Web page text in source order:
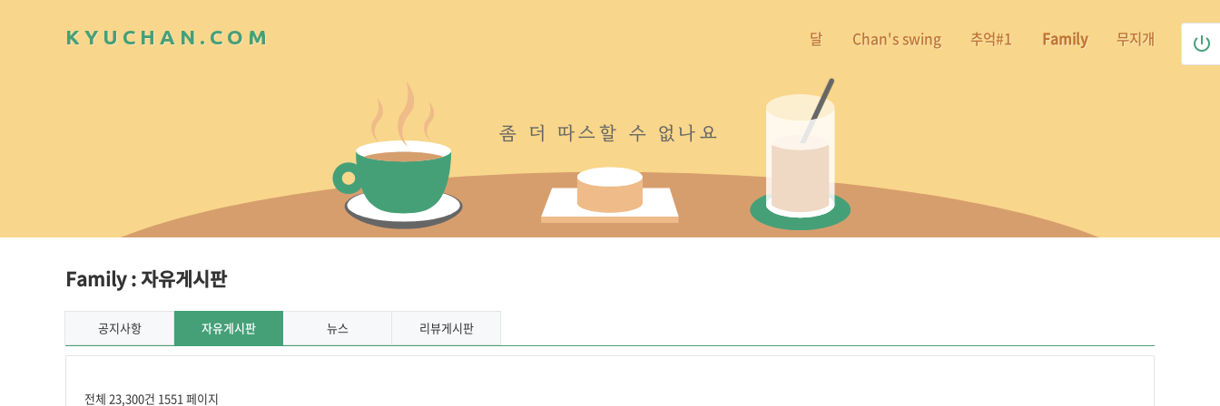
K Y U C H A N . C O M 달 Chan's swing 추억#1 Family 무지개 power_settings_new
좀 더 따스 할 수 없 나 요
Family : 자유게시판
공지사항 자유게시판 뉴스 리뷰게시판
전체 23,300건 1551 페이지